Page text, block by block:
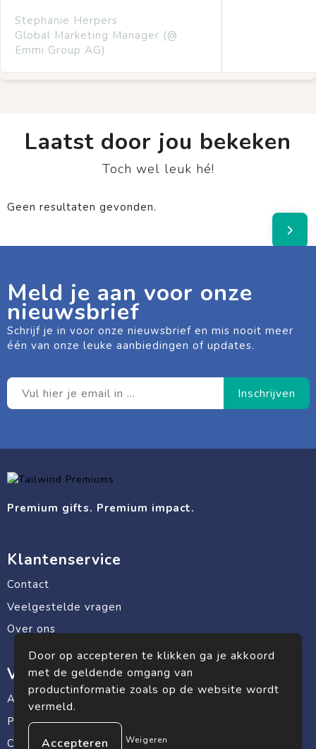
Stephanie Herpers
Global Marketing Manager (@
Emmi Group AG)
Laatst door jou bekeken
Toch wel leuk hé!
Geen resultaten gevonden.
Meld je aan voor onze
nieuwsbrief
Schrijf je in voor onze nieuwsbrief en mis nooit meer
één van onze leuke aanbiedingen of updates.
Premium gifts. Premium impact.
Klantenservice
Contact
Veelgestelde vragen
Over ons
Veilig winkelen
Algemene voorwaarden
Privacyverklaring
Cookiebeleid
Door op accepteren te klikken ga je akkoord
met de geldende omgang van
productinformatie zoals op de website wordt
vermeld.
Weigeren